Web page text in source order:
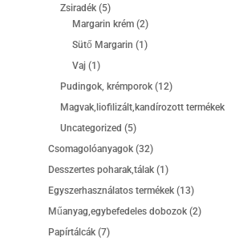
Zsiradék 55
termék
Margarin krém 22
termék
Sütő Margarin 1 1
Vaj 1 1
termék
Pudingok, krémporok 1212
termék
Magvak,liofilizált,kandírozott termékek
Uncategorized 55
termék
Csomagolóanyagok 3232
termék
Desszertes poharak,tálak 1 1
termék
Egyszerhasználatos termékek 1313
termék
Műanyag,egybefedeles dobozok 22
Papírtálcák 77